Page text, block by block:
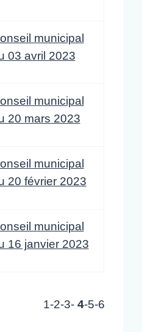
municipal
03 avril 2023
municipal
20 mars 2023
municipal
20 février 2023
municipal
16 janvier 2023
1-2-3- 4-5-6